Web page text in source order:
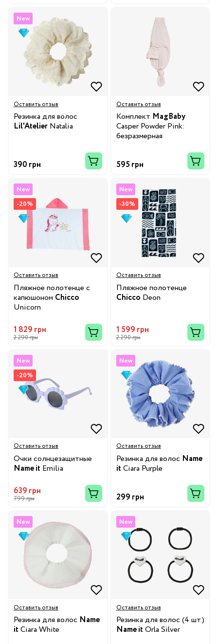
New
Оставить отзыв
Резинка для волос
Lil'Atelier Natalia
390 грн
Оставить отзыв
Комплект MagBaby
Casper Powder Pink:
безразмерная
595 грн
New
-20%
Оставить отзыв
Пляжное полотенце с
капюшоном Chicco
Unicorn
1 829 грн
2 290 грн
New
-30%
Оставить отзыв
Пляжное полотенце
Chicco Deon
1 599 грн
2 290 грн
New
-20%
Оставить отзыв
Очки солнцезащитные
Name it Emilia
639 грн
799 грн
New
Оставить отзыв
Резинка для волос Name
it Ciara Purple
299 грн
New
Оставить отзыв
Резинка для волос Name
it Ciara White
New
Оставить отзыв
Резинка для волос (4 шт.)
Name it Orla Silver